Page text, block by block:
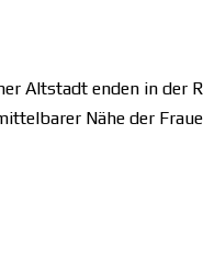
Altstadt enden in der
Nähe der